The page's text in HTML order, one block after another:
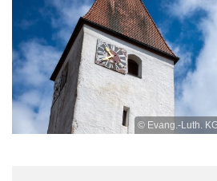
© Evang.-Luth.